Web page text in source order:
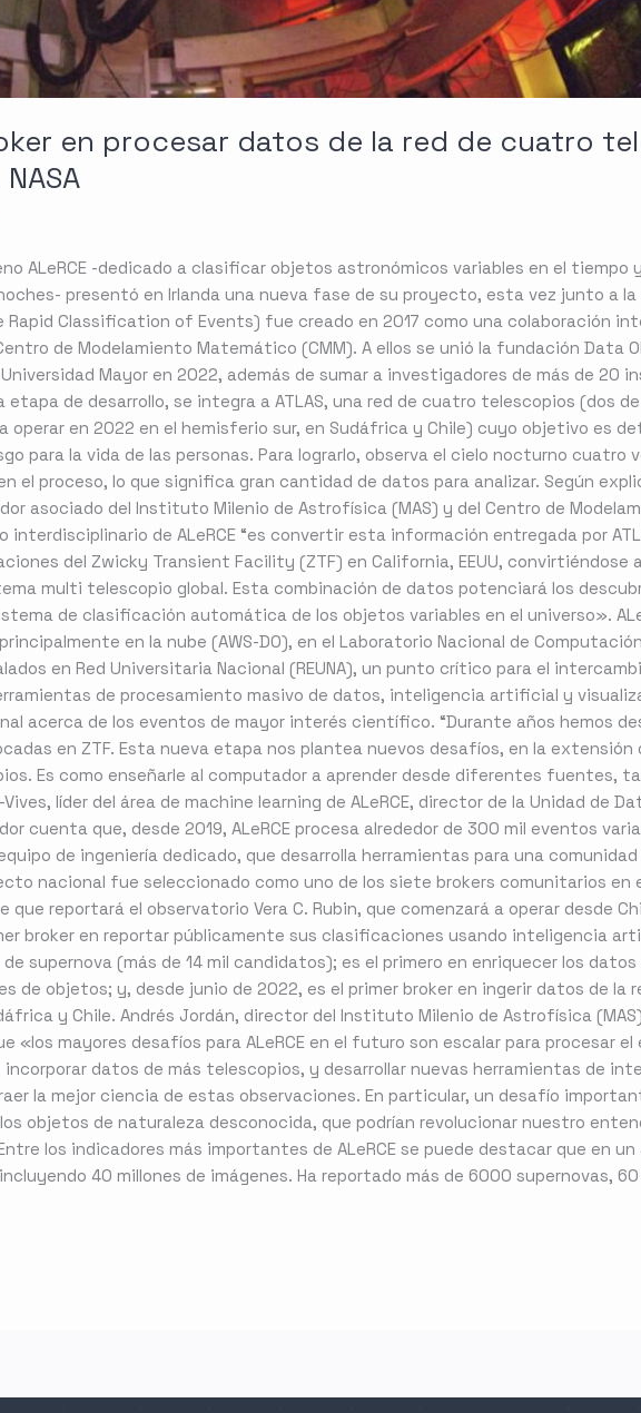
en procesar datos de la red de cuatro
ALeRCE -dedicado a clasificar objetos astronómicos variables en el tiempo
presentó en Irlanda una nueva fase de su proyecto, esta vez junto a
Rapid Classification of Events) fue creado en 2017 como una colaboración
de Modelamiento Matemático (CMM). A ellos se unió la fundación Data
Mayor en 2022, además de sumar a investigadores de más de 20
de desarrollo, se integra a ATLAS, una red de cuatro telescopios (dos
operar en 2022 en el hemisferio sur, en Sudáfrica y Chile) cuyo objetivo es
para la vida de las personas. Para lograrlo, observa el cielo nocturno cuatro
el proceso, lo que significa gran cantidad de datos para analizar. Según
asociado del Instituto Milenio de Astrofísica (MAS) y del Centro de
interdisciplinario de ALeRCE “es convertir esta información entregada por
del Zwicky Transient Facility (ZTF) en California, EEUU, convirtiéndose
multi telescopio global. Esta combinación de datos potenciará los
de clasificación automática de los objetos variables en el universo».
en la nube (AWS-DO), en el Laboratorio Nacional de
en Red Universitaria Nacional (REUNA), un punto crítico para el
de procesamiento masivo de datos, inteligencia artificial y
acerca de los eventos de mayor interés científico. “Durante años hemos
en ZTF. Esta nueva etapa nos plantea nuevos desafíos, en la extensión
Es como enseñarle al computador a aprender desde diferentes fuentes,
líder del área de machine learning de ALeRCE, director de la Unidad de
cuenta que, desde 2019, ALeRCE procesa alrededor de 300 mil eventos
de ingeniería dedicado, que desarrolla herramientas para una comunidad
nacional fue seleccionado como uno de los siete brokers comunitarios en
que reportará el observatorio Vera C. Rubin, que comenzará a operar desde
broker en reportar públicamente sus clasificaciones usando inteligencia
supernova (más de 14 mil candidatos); es el primero en enriquecer los
de objetos; y, desde junio de 2022, es el primer broker en ingerir datos de la
y Chile. Andrés Jordán, director del Instituto Milenio de Astrofísica
«los mayores desafíos para ALeRCE en el futuro son escalar para procesar el
datos de más telescopios, y desarrollar nuevas herramientas de
la mejor ciencia de estas observaciones. En particular, un desafío
objetos de naturaleza desconocida, que podrían revolucionar nuestro
los indicadores más importantes de ALeRCE se puede destacar que en
40 millones de imágenes. Ha reportado más de 6000 supernovas,